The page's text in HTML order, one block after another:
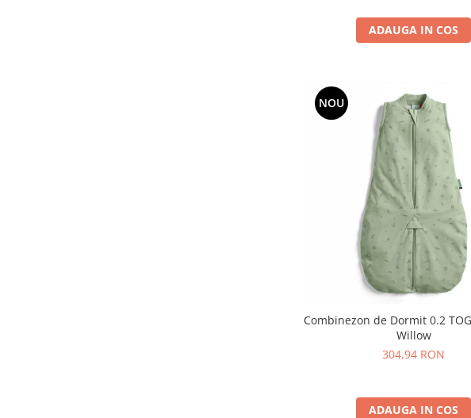
ADAUGA IN COS
NOU
Combinezon de Dormit 0.2
Willow
304,94 RON
ADAUGA IN COS